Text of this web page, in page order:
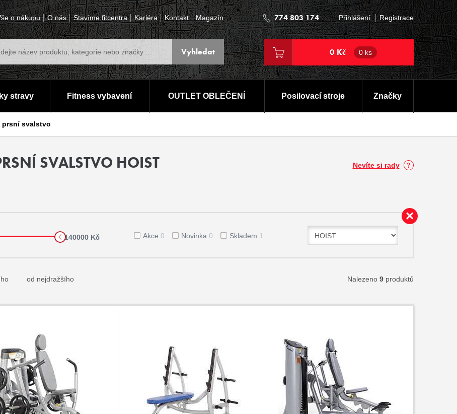
o nákupu O nás Stavíme fitcentra Kariéra Kontakt Magazín 774 803 174 Přihlášení Registrace
0 Kč 0 ks
stravy Fitness vybavení OUTLET OBLEČENÍ Posilovací stroje Značky
svalstvo
SVALSTVO HOIST Nevíte si rady
140000 Kč Akce 0 Novinka 0 Skladem 1
od nejdražšího Nalezeno 9produktů